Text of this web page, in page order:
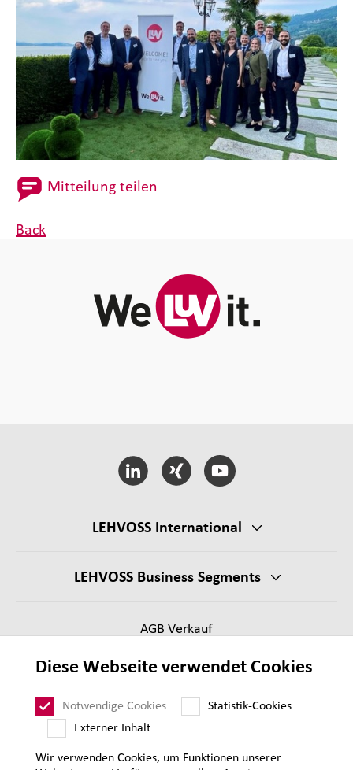
Mitteilung teilen
Back
LEHVOSS International
LEHVOSS Business Segments
AGB Verkauf
Impressum
Datenschutz
Diese Webseite verwendet Cookies
Notwendige Cookies
Statistik-Cookies
Externer Inhalt
Wir verwenden Cookies, um Funktionen unserer